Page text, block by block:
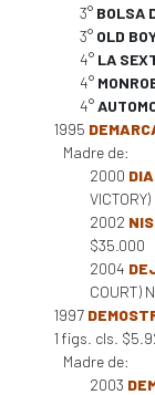
3° BOLSA
3° OLD
4° LA
4°
4°
1995
Madre de:
2000
2002
$35.000
2004
COURT)
1997
1 figs. cls.
Madre de:
2003